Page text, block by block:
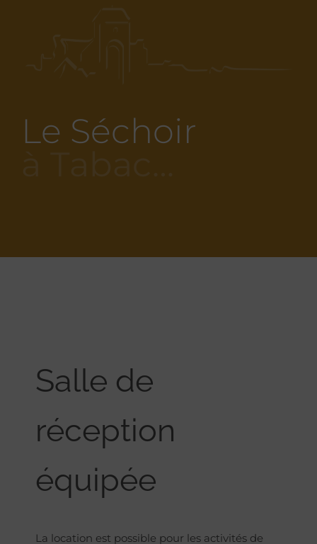
Le Séchoir
Salle de
réception
équipée
La location est possible pour les activités de